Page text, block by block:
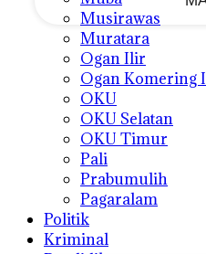
Musirawas
Muratara
Ogan Ilir
Ogan Komering
OKU
OKU Selatan
OKU Timur
Pali
Prabumulih
Pagaralam
Politik
Kriminal
Lupa kata
Memulihkan